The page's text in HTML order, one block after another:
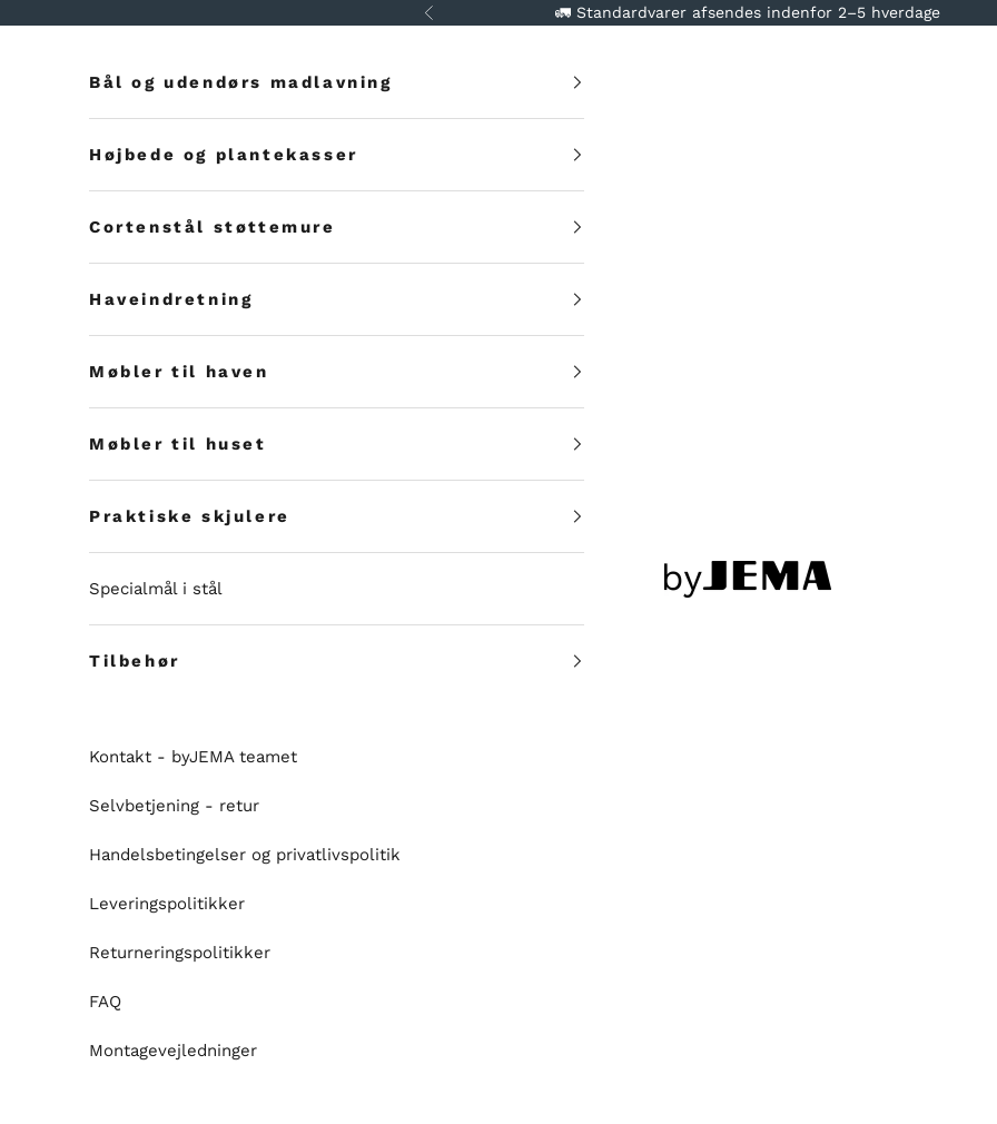
Forrige 🚛 Standardvarer afsendes indenfor 2–5 hverdage
byJEMA
Bål og udendørs madlavning
Højbede og plantekasser
Cortenstål støttemure
Haveindretning
Møbler til haven
Møbler til huset
Praktiske skjulere
Specialmål i stål
Tilbehør
Kontakt - byJEMA teamet
Selvbetjening - retur
Handelsbetingelser og privatlivspolitik
Leveringspolitikker
Returneringspolitikker
FAQ
Montagevejledninger